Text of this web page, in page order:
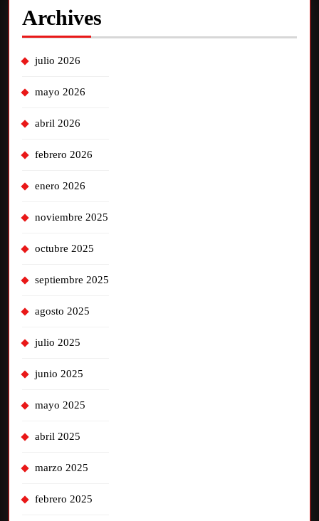
Archives
julio 2026
mayo 2026
abril 2026
febrero 2026
enero 2026
noviembre 2025
octubre 2025
septiembre 2025
agosto 2025
julio 2025
junio 2025
mayo 2025
abril 2025
marzo 2025
febrero 2025